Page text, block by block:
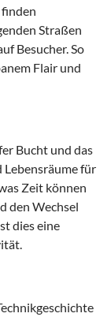
Straßen
Besucher. So
Flair und
Bucht und das
Lebensräume für
Zeit können
den Wechsel
dies eine